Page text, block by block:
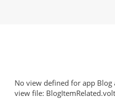
No view defined for app
view file: